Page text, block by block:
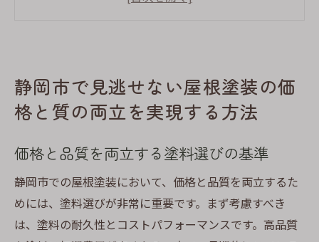
費用対効果を高める契約のコツ
屋根塗装の価格を抑えつつ高品質を確保する静
コスト削減に役立つDIY塗装の基礎知識
専門業者との効果的なコミュニケーション
術
高品質な塗料を選ぶためのチェックポイン
静岡市で見逃せない屋根塗装の価
格と質の両立を実現する方法
価格と品質を両立する塗料選びの基準
静岡市での屋根塗装において、価格と品質を両立するた
めには、塗料選びが非常に重要です。まず考慮すべき
は、塗料の耐久性とコストパフォーマンスです。高品質